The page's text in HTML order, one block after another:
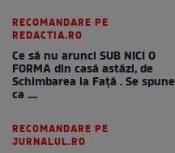
RECOMANDARE PE
REDACTIA.RO
Ce să nu arunci SUB NICI O
FORMA din casă astăzi, de
Schimbarea la Față . Se spune
ca ....
RECOMANDARE PE
JURNALUL.RO